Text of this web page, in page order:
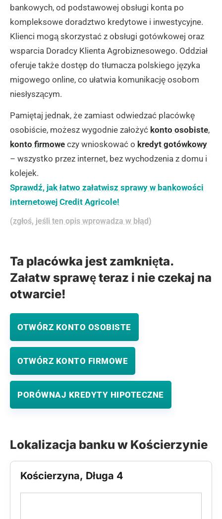
bankowych, od podstawowej obsługi konta po
kompleksowe doradztwo kredytowe i inwestycyjne.
Klienci mogą skorzystać z obsługi gotówkowej oraz
wsparcia Doradcy Klienta Agrobiznesowego. Oddział
oferuje także dostęp do tłumacza polskiego języka
migowego online, co ułatwia komunikację osobom
niesłyszącym.
Pamiętaj jednak, że zamiast odwiedzać placówkę
osobiście, możesz wygodnie założyć konto osobiste,
konto firmowe czy wnioskować o kredyt gotówkowy
– wszystko przez internet, bez wychodzenia z domu i
kolejek.
Sprawdź, jak łatwo załatwisz sprawy w bankowości
internetowej Credit Agricole!
(zgłoś, jeśli ten opis wprowadza w błąd)
Ta placówka jest zamknięta.
Załatw sprawę teraz i nie czekaj na
otwarcie!
OTWÓRZ KONTO OSOBISTE
OTWÓRZ KONTO FIRMOWE
PORÓWNAJ KREDYTY HIPOTECZNE
Lokalizacja banku w Kościerzynie
Kościerzyna, Długa 4